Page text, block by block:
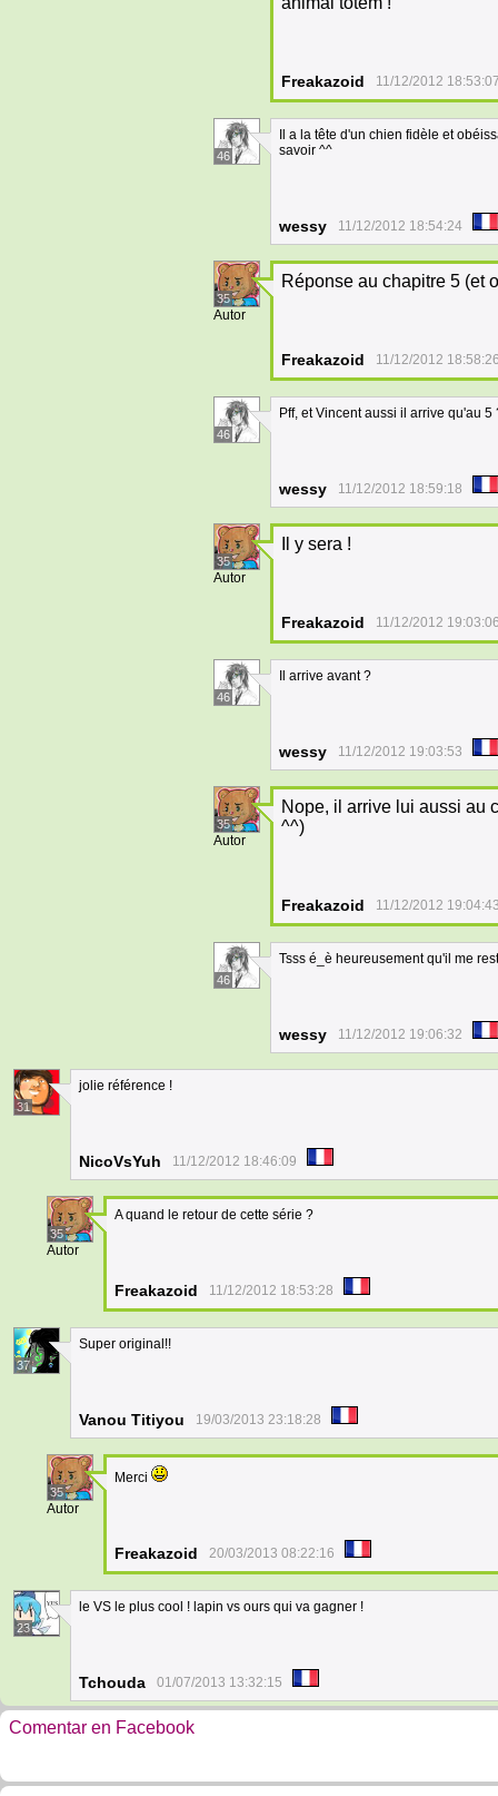
Freakazoid 11/12/2012
46
Il a la tête d'un chien fidèle et
savoir ^^
wessy 11/12/2012 18:54:24
35
Autor
Réponse au chapitre 5 (et
Freakazoid 11/12/2012
46
Pff, et Vincent aussi il arrive qu'au 5
wessy 11/12/2012 18:59:18
35
Autor
Il y sera !
Freakazoid 11/12/2012
46
Il arrive avant ?
wessy 11/12/2012 19:03:53
35
Autor
Nope, il arrive lui aussi au
^^)
Freakazoid 11/12/2012
46
Tsss é_è heureusement qu'il me
wessy 11/12/2012 19:06:32
31
jolie référence !
NicoVsYuh 11/12/2012 18:46:09
35
Autor
A quand le retour de cette série ?
Freakazoid 11/12/2012 18:53:28
37
Super original!!
Vanou Titiyou 19/03/2013 23:18:28
35
Autor
Merci
Freakazoid 20/03/2013 08:22:16
23
le VS le plus cool ! lapin vs ours qui va gagner !
Tchouda 01/07/2013 13:32:15
Comentar en Facebook